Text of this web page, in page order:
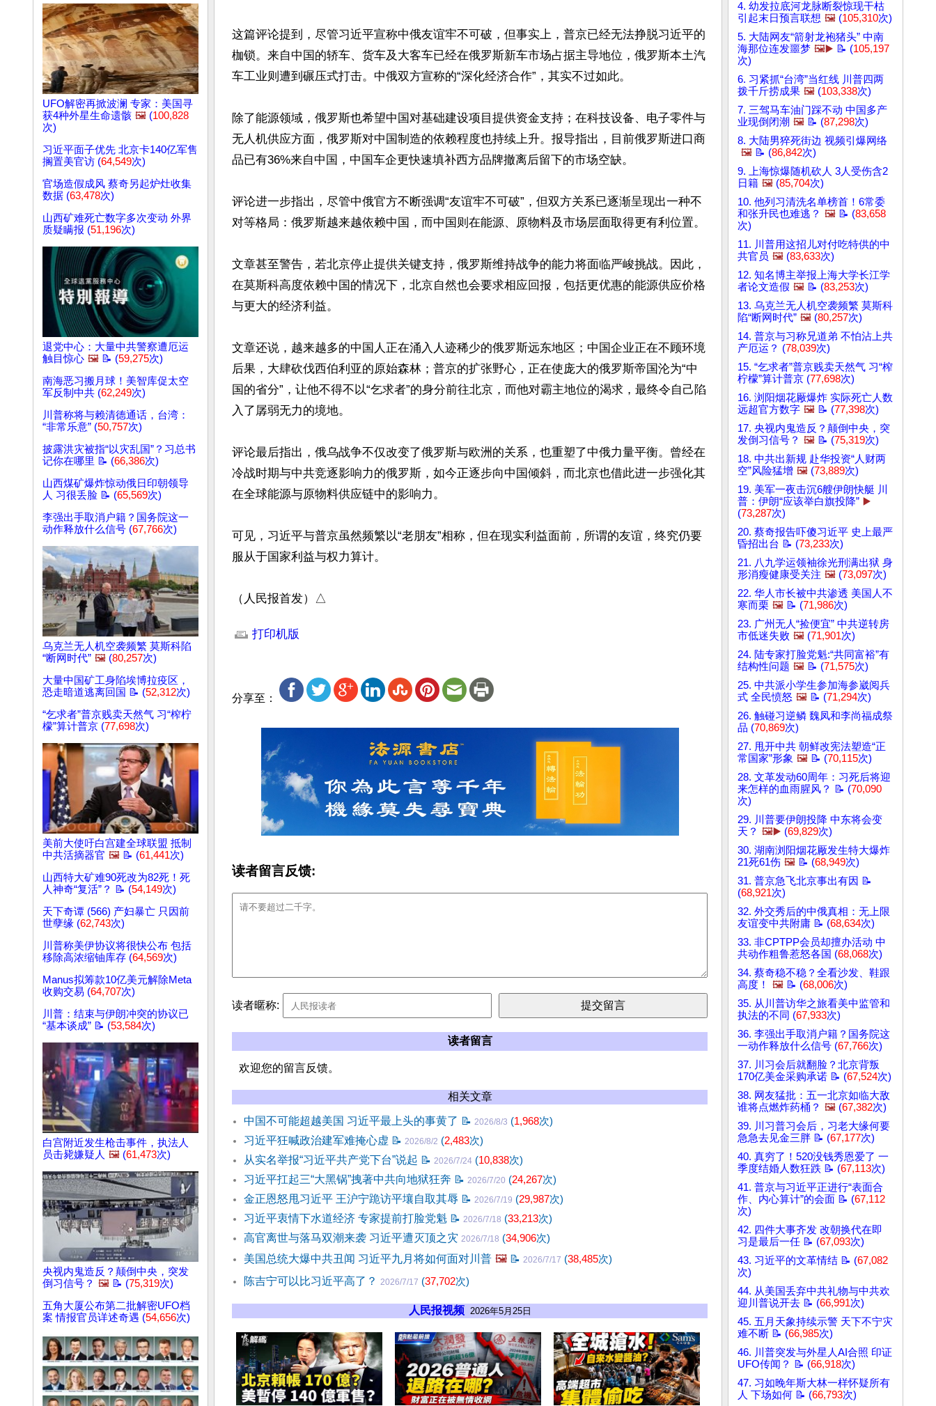
UFO解密再掀波澜 专家：美国寻
获4种外星生命遗骸 🖼️ (100,828
次)
习近平面子优先 北京卡140亿军售
搁置美官访 (64,549次)
官场造假成风 蔡奇另起炉灶收集
数据 (63,478次)
山西矿难死亡数字多次变动 外界
质疑瞒报 (51,196次)
退党中心：大量中共警察遭厄运
触目惊心 🖼️ 📝 (59,275次)
南海恶习搬月球！美智库促太空
军反制中共 (62,249次)
川普称将与赖清德通话，台湾：
“非常乐意” (50,757次)
披露洪灾被指“以灾乱国”？习总书
记你在哪里 📝 (66,386次)
山西煤矿爆炸惊动俄日印朝领导
人 习很丢脸 📝 (65,569次)
李强出手取消户籍？国务院这一
动作释放什么信号 (67,766次)
乌克兰无人机空袭频繁 莫斯科陷
“断网时代” 🖼️ (80,257次)
大量中国矿工身陷埃博拉疫区，
恐走暗道逃离回国 📝 (52,312次)
“乞求者”普京贱卖天然气 习“榨柠
檬”算计普京 (77,698次)
美前大使吁白宫建全球联盟 抵制
中共活摘器官 🖼️ 📝 (61,441次)
山西特大矿难90死改为82死！死
人神奇“复活”？ 📝 (54,149次)
天下奇谭 (566) 产妇暴亡 只因前
世孽缘 (62,743次)
川普称美伊协议将很快公布 包括
移除高浓缩铀库存 (64,569次)
Manus拟筹款10亿美元解除Meta
收购交易 (64,707次)
川普：结束与伊朗冲突的协议已
“基本谈成” 📝 (53,584次)
白宫附近发生枪击事件，执法人
员击毙嫌疑人 🖼️ (61,473次)
央视内鬼造反？颠倒中央，突发
倒习信号？ 🖼️ 📝 (75,319次)
五角大厦公布第二批解密UFO档
案 情报官员详述奇遇 (54,656次)
这篇评论提到，尽管习近平宣称中俄友谊牢不可破，但事实上，普京已经无法挣脱习近平的
枷锁。来自中国的轿车、货车及大客车已经在俄罗斯新车市场占据主导地位，俄罗斯本土汽
车工业则遭到碾压式打击。中俄双方宣称的“深化经济合作”，其实不过如此。
除了能源领域，俄罗斯也希望中国对基础建设项目提供资金支持；在科技设备、电子零件与
无人机供应方面，俄罗斯对中国制造的依赖程度也持续上升。报导指出，目前俄罗斯进口商
品已有36%来自中国，中国车企更快速填补西方品牌撤离后留下的市场空缺。
评论进一步指出，尽管中俄官方不断强调“友谊牢不可破”，但双方关系已逐渐呈现出一种不
对等格局：俄罗斯越来越依赖中国，而中国则在能源、原物料及市场层面取得更有利位置。
文章甚至警告，若北京停止提供关键支持，俄罗斯维持战争的能力将面临严峻挑战。因此，
在莫斯科高度依赖中国的情况下，北京自然也会要求相应回报，包括更优惠的能源供应价格
与更大的经济利益。
文章还说，越来越多的中国人正在涌入人迹稀少的俄罗斯远东地区；中国企业正在不顾环境
后果，大肆砍伐西伯利亚的原始森林；普京的扩张野心，正在使庞大的俄罗斯帝国沦为“中
国的省分”，让他不得不以“乞求者”的身分前往北京，而他对霸主地位的渴求，最终令自己陷
入了孱弱无力的境地。
评论最后指出，俄乌战争不仅改变了俄罗斯与欧洲的关系，也重塑了中俄力量平衡。曾经在
冷战时期与中共竞逐影响力的俄罗斯，如今正逐步向中国倾斜，而北京也借此进一步强化其
在全球能源与原物料供应链中的影响力。
可见，习近平与普京虽然频繁以“老朋友”相称，但在现实利益面前，所谓的友谊，终究仍要
服从于国家利益与权力算计。
（人民报首发）△
打印机版
分享至：
读者留言反馈:
读者暱称:
读者留言
欢迎您的留言反馈。
相关文章
中国不可能超越美国 习近平最上头的事黄了 📝 2026/8/3 (1,968次)
习近平狂喊政治建军难掩心虚 📝 2026/8/2 (2,483次)
从实名举报“习近平共产党下台”说起 📝 2026/7/24 (10,838次)
习近平扛起三“大黑锅”拽著中共向地狱狂奔 📝 2026/7/20 (24,267次)
金正恩怒甩习近平 王沪宁跪访平壤自取其辱 📝 2026/7/19 (29,987次)
习近平衷情下水道经济 专家提前打脸党魁 📝 2026/7/18 (33,213次)
高官离世与落马双潮来袭 习近平遭灭顶之灾 2026/7/18 (34,906次)
美国总统大爆中共丑闻 习近平九月将如何面对川普 🖼️ 📝 2026/7/17 (38,485次)
陈吉宁可以比习近平高了？ 2026/7/17 (37,702次)
人民报视频 2026年5月25日
4. 幼发拉底河龙脉断裂惊现干枯
引起末日预言联想 🖼️ (105,310次)
5. 大陆网友“箭射龙袍猪头” 中南
海那位连发噩梦 🖼️▶️ 📝 (105,197
次)
6. 习紧抓“台湾”当红线 川普四两
拨千斤捞成果 🖼️ (103,338次)
7. 三驾马车油门踩不动 中国多产
业现倒闭潮 🖼️ 📝 (87,298次)
8. 大陆男猝死街边 视频引爆网络
🖼️ 📝 (86,842次)
9. 上海惊爆随机砍人 3人受伤含2
日籍 🖼️ (85,704次)
10. 他列习清洗名单榜首！6常委
和张升民也难逃？ 🖼️ 📝 (83,658
次)
11. 川普用这招儿对付吃特供的中
共官员 🖼️ (83,633次)
12. 知名博主举报上海大学长江学
者论文造假 🖼️ 📝 (83,253次)
13. 乌克兰无人机空袭频繁 莫斯科
陷“断网时代” 🖼️ (80,257次)
14. 普京与习称兄道弟 不怕沾上共
产厄运？ (78,039次)
15. “乞求者”普京贱卖天然气 习“榨
柠檬”算计普京 (77,698次)
16. 浏阳烟花厰爆炸 实际死亡人数
远超官方数字 🖼️ 📝 (77,398次)
17. 央视内鬼造反？颠倒中央，突
发倒习信号？ 🖼️ 📝 (75,319次)
18. 中共出新规 赴华投资“人财两
空”风险猛增 🖼️ (73,889次)
19. 美军一夜击沉6艘伊朗快艇 川
普：伊朗“应该举白旗投降” ▶️
(73,287次)
20. 蔡奇报告吓傻习近平 史上最严
昏招出台 📝 (73,233次)
21. 八九学运领袖徐光刑满出狱 身
形消瘦健康受关注 🖼️ (73,097次)
22. 华人市长被中共渗透 美国人不
寒而栗 🖼️ 📝 (71,986次)
23. 广州无人“捡便宜” 中共逆转房
市低迷失败 🖼️ (71,901次)
24. 陆专家打脸党魁:“共同富裕”有
结构性问题 🖼️ 📝 (71,575次)
25. 中共派小学生参加海参崴阅兵
式 全民愤怒 🖼️ 📝 (71,294次)
26. 触碰习逆鳞 魏凤和李尚福成祭
品 (70,869次)
27. 甩开中共 朝鲜改宪法塑造“正
常国家”形象 🖼️ 📝 (70,115次)
28. 文革发动60周年：习死后将迎
来怎样的血雨腥风？ 📝 (70,090
次)
29. 川普要伊朗投降 中东将会变
天？ 🖼️▶️ (69,829次)
30. 湖南浏阳烟花厰发生特大爆炸
21死61伤 🖼️ 📝 (68,949次)
31. 普京急飞北京事出有因 📝
(68,921次)
32. 外交秀后的中俄真相：无上限
友谊变中共附庸 📝 (68,634次)
33. 非CPTPP会员却擅办活动 中
共动作粗鲁惹怒各国 (68,068次)
34. 蔡奇稳不稳？全看沙发、鞋跟
高度！
🖼️ 📝 (68,006次)
35. 从川普访华之旅看美中监管和
执法的不同 (67,933次)
36. 李强出手取消户籍？国务院这
一动作释放什么信号 (67,766次)
37. 川习会后就翻脸？北京背叛
170亿美金采购承诺 📝 (67,524次)
38. 网友猛批：五一北京如临大敌
谁将点燃炸药桶？ 🖼️ (67,382次)
39. 川习普习会后，习老大缘何要
急急去见金三胖 📝 (67,177次)
40. 真穷了！520没钱秀恩爱了 一
季度结婚人数狂跌 📝 (67,113次)
41. 普京与习近平正进行“表面合
作、内心算计”的会面 📝 (67,112
次)
42. 四件大事齐发 改朝换代在即
习是最后一任 📝 (67,093次)
43. 习近平的文革情结 📝 (67,082
次)
44. 从美国丢弃中共礼物与中共欢
迎川普说开去 📝 (66,991次)
45. 五月天象持续示警 天下不宁灾
难不断 📝 (66,985次)
46. 川普突发与外星人AI合照 印证
UFO传闻？ 📝 (66,918次)
47. 习如晚年斯大林一样怀疑所有
人 下场如何 📝 (66,793次)